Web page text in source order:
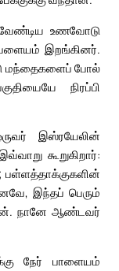
உணவோடு
பளையம் இறங்கினர்.
மந்தைகளைப் போல்
நிரப்பி
இஸ்ரயேலின்
கூறுகிறார்:
பள்ளத்தாக்குகளின்
இந்தப் பெரும்
நானே ஆண்டவர்
நேர் பாளையம்